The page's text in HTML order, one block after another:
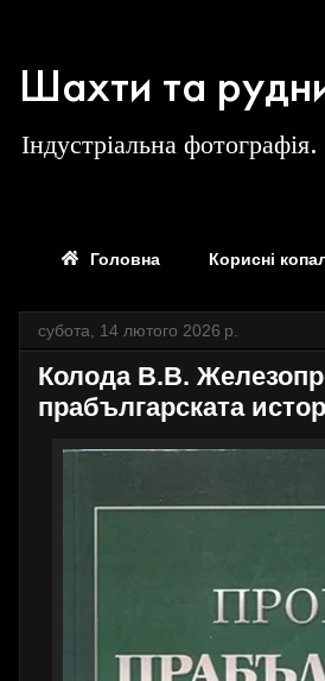
Шахти та
Індустріальна
Головна Корисні
субота, 14 лютого 2026 р.
Колода В.В.
прабългарската